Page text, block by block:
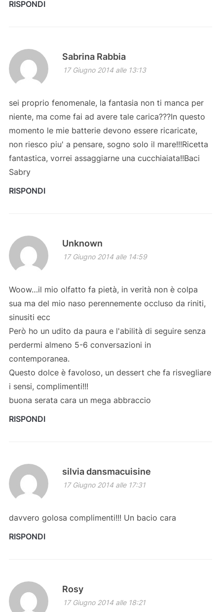
RISPONDI
Sabrina Rabbia
17 Giugno 2014 alle 13:13
sei proprio fenomenale, la fantasia non ti manca per
niente, ma come fai ad avere tale carica???In questo
momento le mie batterie devono essere ricaricate,
non riesco piu' a pensare, sogno solo il mare!!!Ricetta
fantastica, vorrei assaggiarne una cucchiaiata!!Baci
Sabry
RISPONDI
Unknown
17 Giugno 2014 alle 14:59
Woow…il mio olfatto fa pietà, in verità non è colpa
sua ma del mio naso perennemente occluso da riniti,
sinusiti ecc
Però ho un udito da paura e l'abilità di seguire senza
perdermi almeno 5-6 conversazioni in
contemporanea.
Questo dolce è favoloso, un dessert che fa risvegliare
i sensi, complimenti!!!
buona serata cara un mega abbraccio
RISPONDI
silvia dansmacuisine
17 Giugno 2014 alle 17:31
davvero golosa complimenti!!! Un bacio cara
RISPONDI
Rosy
17 Giugno 2014 alle 18:21